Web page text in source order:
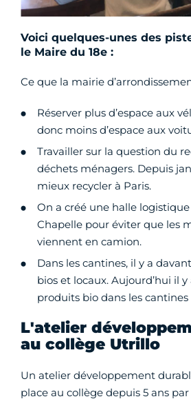
Voici quelques-unes des
le Maire du 18e :
Ce que la mairie
Réserver plus d’espace aux
donc moins d’espace aux
Travailler sur la question du
déchets ménagers. Depuis
mieux recycler à Paris.
On a créé une halle
Chapelle pour éviter que les
viennent en camion.
Dans les cantines, il y a
bios et locaux. Aujourd’hui il
produits bio dans les cantines
L'atelier
au collège Utrillo
Un atelier développement
place au collège depuis 5 ans par